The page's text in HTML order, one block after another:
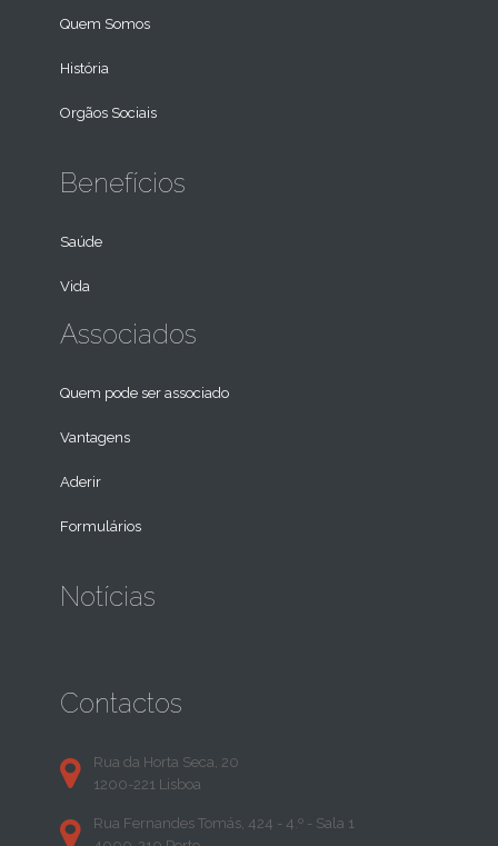
Quem Somos
História
Orgãos Sociais
Benefícios
Saúde
Vida
Associados
Quem pode ser associado
Vantagens
Aderir
Formulários
Notícias
Contactos
Rua da Horta Seca, 20
1200-221 Lisboa
Rua Fernandes Tomás, 424 - 4.º - Sala 1